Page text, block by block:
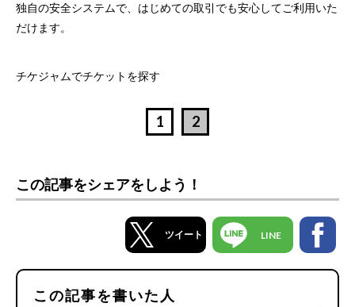
独自の安全システムで、はじめての取引でも安心してご利用いた
だけます。
チケジャムでチケットを探す
1 2
この記事をシェアをしよう！
ツイート LINE
この記事を書いた人